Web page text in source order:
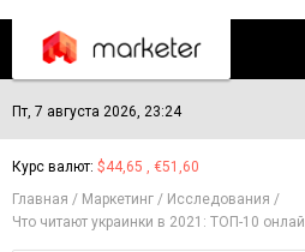
Пт, 7 августа 2026, 23:24
Курс валют: $44,65 , €51,60
Главная
Маркетинг
Исследования
Что читают украинки в 2021: ТОП-10